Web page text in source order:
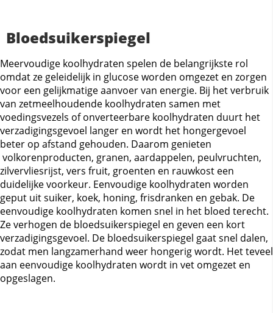
Bloedsuikerspiegel
Meervoudige koolhydraten spelen de belangrijkste rol
omdat ze geleidelijk in glucose worden omgezet en zorgen
voor een gelijkmatige aanvoer van energie. Bij het verbruik
van zetmeelhoudende koolhydraten samen met
voedingsvezels of onverteerbare koolhydraten duurt het
verzadigingsgevoel langer en wordt het hongergevoel
beter op afstand gehouden. Daarom genieten
volkorenproducten, granen, aardappelen, peulvruchten,
zilvervliesrijst, vers fruit, groenten en rauwkost een
duidelijke voorkeur. Eenvoudige koolhydraten worden
geput uit suiker, koek, honing, frisdranken en gebak. De
eenvoudige koolhydraten komen snel in het bloed terecht.
Ze verhogen de bloedsuikerspiegel en geven een kort
verzadigingsgevoel. De bloedsuikerspiegel gaat snel dalen,
zodat men langzamerhand weer hongerig wordt. Het teveel
aan eenvoudige koolhydraten wordt in vet omgezet en
opgeslagen.